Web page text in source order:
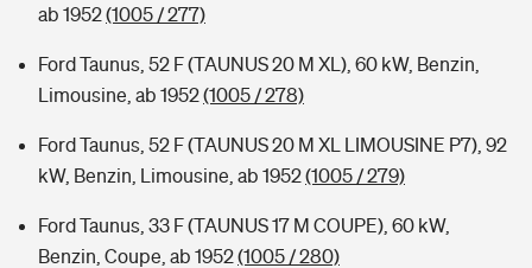
ab 1952(1005 / 277)
Ford Taunus, 52 F (TAUNUS 20 M XL), 60 kW, Benzin,
Limousine, ab 1952(1005 / 278)
Ford Taunus, 52 F (TAUNUS 20 M XL LIMOUSINE P7), 92
kW, Benzin, Limousine, ab 1952(1005 / 279)
Ford Taunus, 33 F (TAUNUS 17 M COUPE), 60 kW,
Benzin, Coupe, ab 1952(1005 / 280)